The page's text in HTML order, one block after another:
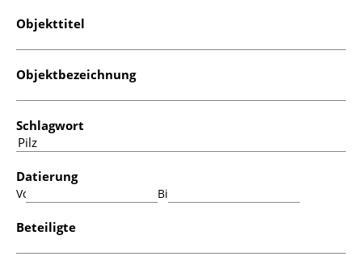
Objekttitel
Objektbezeichnung
Schlagwort
Datierung
Von: Bis:
Beteiligte